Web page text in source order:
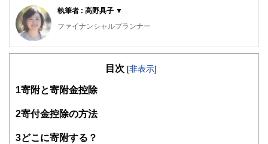
執筆者 : 高野具子 ▼
ファイナンシャルプランナー
40社扱う保険会社を扱う来店型保険相談ショップの元店長。
をするため長年勤めた保険ショップを退職。
「出会ったすべての人の懐を温め、心豊かにすること」をテ
に自身の経験に基いたコンサルティングは30代40代の女性
目次 [非表示]
1 寄附と寄附金控除
2寄付金控除の方法
3どこに寄附する？